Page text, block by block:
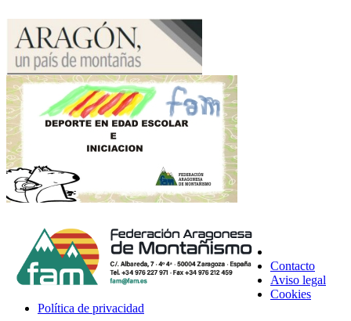
Contacto
Aviso legal
Cookies
Política de privacidad